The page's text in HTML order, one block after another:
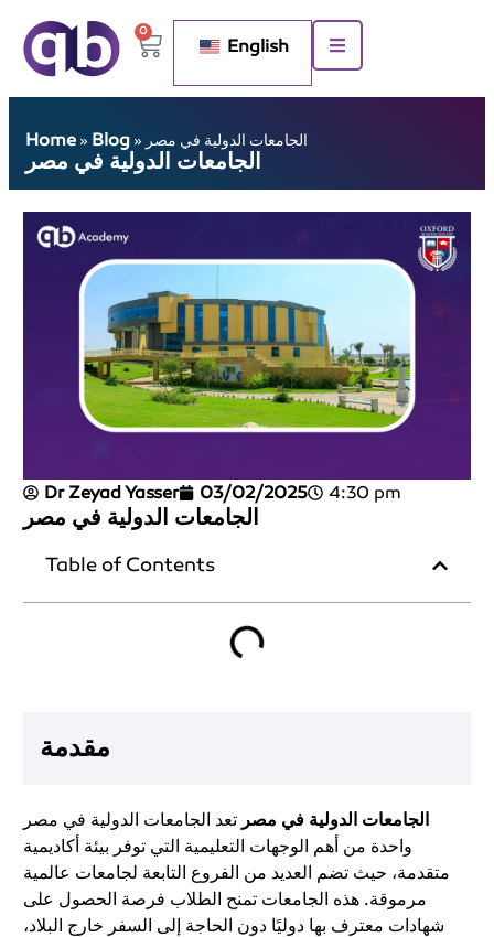
0
English
Home » Blog » الجامعات الدولية في مصر
الجامعات الدولية في مصر
Dr Zeyad Yasser 03/02/2025 4:30 pm
الجامعات الدولية في مصر
Table of Contents
مقدمة
الجامعات الدولية في مصر تعد الجامعات الدولية في مصر
واحدة من أهم الوجهات التعليمية التي توفر بيئة أكاديمية
متقدمة، حيث تضم العديد من الفروع التابعة لجامعات عالمية
مرموقة. هذه الجامعات تمنح الطلاب فرصة الحصول على
شهادات معترف بها دوليًا دون الحاجة إلى السفر خارج البلاد،